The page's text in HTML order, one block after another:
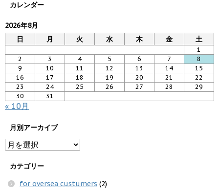
カレンダー
2026年8月
日
月 火 水 木 金 土
1
2
3 4 5 6 7
8
9
10 11 12 13 14
15
16
17 18 19 20 21
22
23
24 25 26 27 28
29
30
31
« 10月
月別アーカイブ
カテゴリー
for oversea custumers (2)